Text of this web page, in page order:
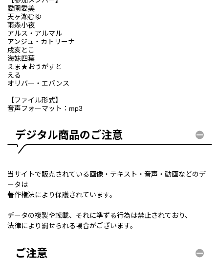
愛園愛美
天ヶ瀬むゆ
雨森小夜
アルス・アルマル
アンジュ・カトリーナ
戌亥とこ
海妹四葉
えま★おうがすと
える
オリバー・エバンス
【ファイル形式】
音声フォーマット：mp3
デジタル商品のご注意
当サイトで販売されている画像・テキスト・音声・動画などのデ
ータは
著作権法により保護されています。
データの複製や転載、それに準ずる行為は禁止されており、
法律により罰せられる場合がございます。
ご注意